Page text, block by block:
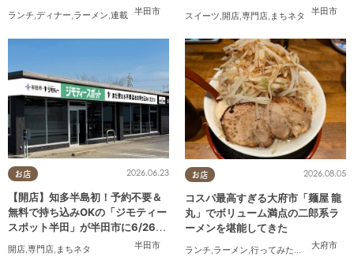
半田市
ランチ,ディナー,ラーメン,連載 半田市
スイーツ,開店,専門店, まちネタ
お店
半田市
2026.06.23
【開店】知多半島初！予約不要＆
無料で持ち込みOKの「ジモティー
スポット半田」が半田市に6/26
(金)オープン
開店,専門店, まちネタ
お店
大府市
2026.08.05
コスパ最高すぎる大府市「麺屋 龍
丸」でボリューム満点の二郎系ラ
ーメンを堪能してきた
ランチ,ラーメン,行ってみたレポ ,おひとり